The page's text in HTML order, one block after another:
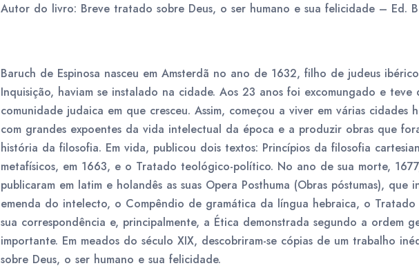
Autor do livro: Breve tratado sobre Deus, o ser humano e sua felicidade – Ed.
Baruch de Espinosa nasceu em Amsterdã no ano de 1632, filho de judeus
Inquisição, haviam se instalado na cidade. Aos 23 anos foi excomungado e teve
comunidade judaica em que cresceu. Assim, começou a viver em várias cidades
com grandes expoentes da vida intelectual da época e a produzir obras que
história da filosofia. Em vida, publicou dois textos: Princípios da filosofia
metafísicos, em 1663, e o Tratado teológico-político. No ano de sua morte,
publicaram em latim e holandês as suas Opera Posthuma (Obras póstumas), que
emenda do intelecto, o Compêndio de gramática da língua hebraica, o
sua correspondência e, principalmente, a Ética demonstrada segundo a ordem
importante. Em meados do século XIX, descobriram-se cópias de um trabalho
sobre Deus, o ser humano e sua felicidade.